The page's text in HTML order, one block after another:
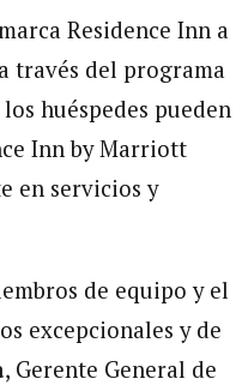
Residence Inn a
través del programa
huéspedes pueden
Inn by Marriott
en servicios y
de equipo y el
excepcionales y de
, Gerente General de